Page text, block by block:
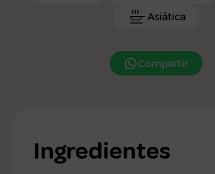
Asiática
Compartir
Ingredientes